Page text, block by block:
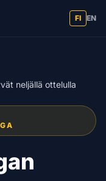
FI EN
neljällä ottelulla